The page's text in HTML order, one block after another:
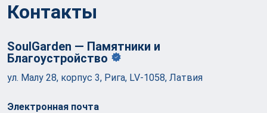
Контакты
SoulGarden — Памятники и
Благоустройство
ул. Малу 28, корпус 3, Рига, LV-1058, Латвия
Электронная почта